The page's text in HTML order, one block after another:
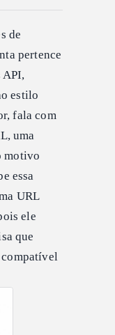
de
pertence
API,
estilo
fala com
uma
motivo
essa
URL
ele
que
compatível